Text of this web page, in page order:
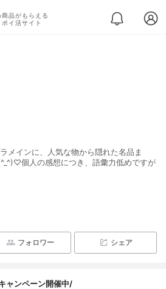
商品がもらえる
ポイ活サイト
メインに、人気な物から隠れた名品ま
個人の感想につき、語彙力低めですが
フォロワー シェア
ャンペーン開催中/